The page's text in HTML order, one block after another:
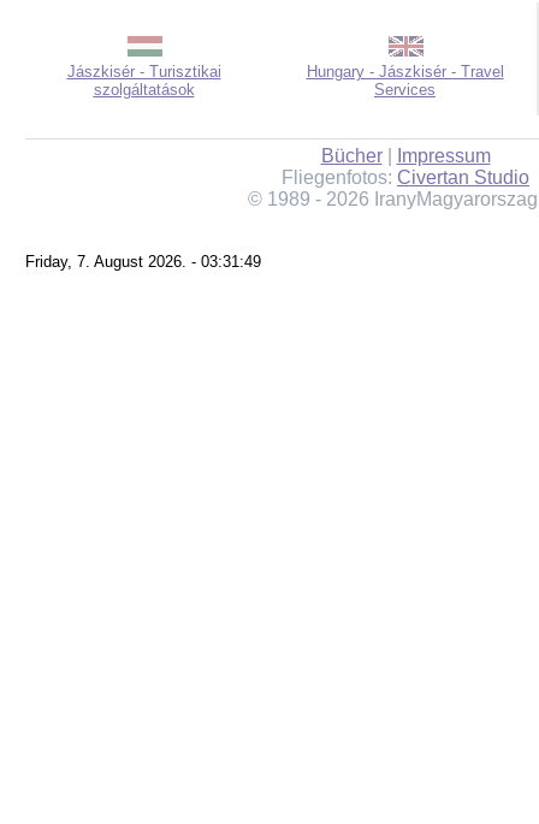
Jászkisér - Turisztikai
szolgáltatások
Hungary - Jászkisér - Travel
Services
Bücher|
Impressum
Fliegenfotos: Civertan Studio
© 1989 - 2026
Friday, 7. August 2026. - 03:31:49